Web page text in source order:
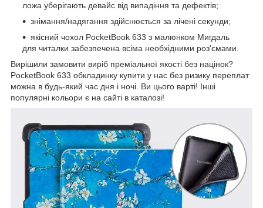
ложа уберігають девайс від випадіння та дефектів;
знімання/надягання здійснюється за лічені секунди;
якісний чохол PocketBook 633 з малюнком Мигдаль
для читалки забезпечена всіма необхідними роз'ємами.
Вирішили замовити виріб преміальної якості без націнок?
PocketBook 633 обкладинку купити у нас без ризику переплат
можна в будь-який час дня і ночі. Ви цього варті! Інші
популярні кольори є на сайті в каталозі!